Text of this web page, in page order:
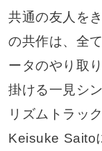
共通の友人を
の共作は、全
ータのやり取
掛ける一見シ
リズムトラッ
Keisuke Saito